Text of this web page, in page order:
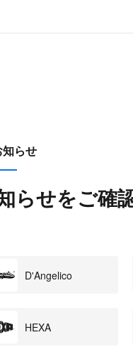
らせ
らせをご確
D'Angelico
HEXA